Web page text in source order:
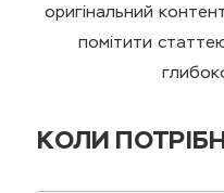
оригінальний
помітити
КОЛИ